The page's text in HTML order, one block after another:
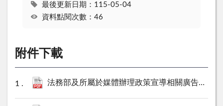
最後更新日期：115-05-04
資料點閱次數：46
附件下載
法務部及所屬於媒體辦理政策宣導相關廣告彙整表（金門地檢署115年4月份）.pdf